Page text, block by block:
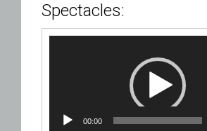
Spectacles:
00:00